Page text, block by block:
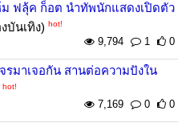
ม ฟลุ้ค ก็อต นำทัพนักแสดงเปิดตัว
บันเทิง) hot!
9,794 1 0
มาเจอกัน สานต่อความปังใน
hot!
7,169 0 0